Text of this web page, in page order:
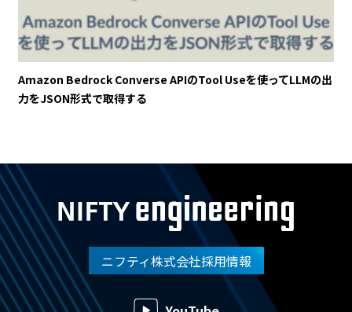
Amazon Bedrock Converse APIのTool Useを使ってLLMの出
力をJSON形式で取得する
ニフティ株式会社採用情報